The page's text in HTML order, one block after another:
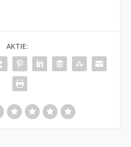
AKTIE: